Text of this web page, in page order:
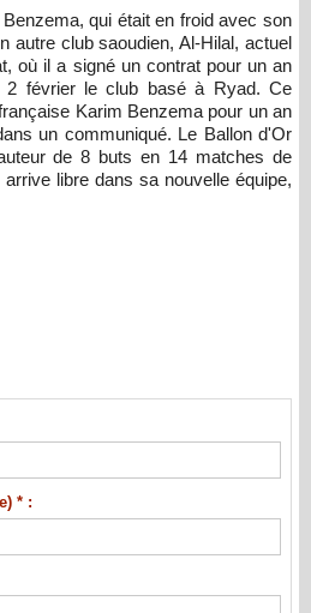
autre club saoudien, Al-Hilal, actuel
où il a signé un contrat pour un an
2 février le club basé à Ryad. Ce
Karim Benzema pour un an
un communiqué. Le Ballon d'Or
de 8 buts en 14 matches de
libre dans sa nouvelle équipe,
* :